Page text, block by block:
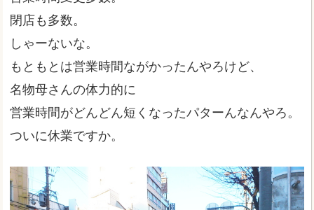
閉店も多数。
しゃーないな。
もともとは営業時間ながかったんやろけど、
名物母さんの体力的に
営業時間がどんどん短くなったパターんなんやろ。
ついに休業ですか。